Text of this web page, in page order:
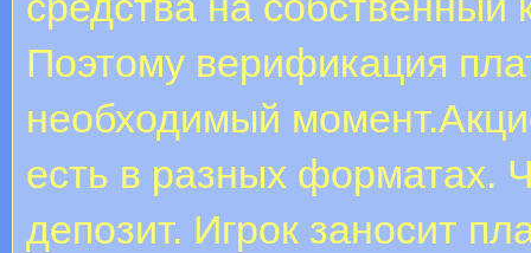
Поэтому верификация
необходимый
есть в разных форматах.
депозит. Игрок заносит